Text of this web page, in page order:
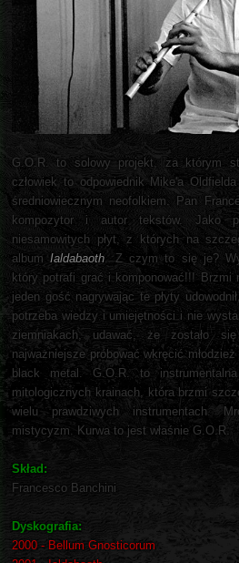
G.O.R. to solowy projekt, za którym
człowiek to odpowiednik Mike'a
średniowiecznym neofolkiem. Pan
kompozytor i autor tekstów. Jako
niesamowitych płyt, z których na
albumIaldabaoth. Z czym to się je?
który potrafi grać i komponować!!! Brzmi
jeden gość nagrywając te płyty
potrzeba wiedzy i umiejętności i nie
ziemniakach, udawać, że zostało
najważniejsze próbować wkręcić
black metal. G.O.R. to
mitologicznych krainach, która brzmi
wielu prawdziwych instrumentach.
mistycyzm. Kurwa to jest właśnie G.O.R.
Skład:
Francesco Banchini
Dyskografia:
2000 - Bellum Gnosticorum